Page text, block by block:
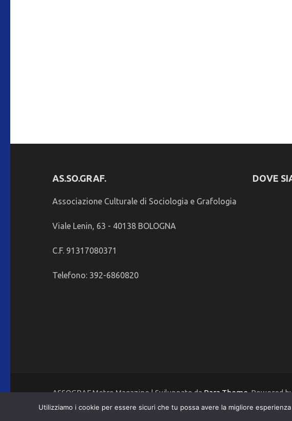
AS.SO.GRAF.
Associazione Culturale di Sociologia e Grafologia
Viale Lenin, 63 - 40138 BOLOGNA
C.F. 91317080371
Telefono: 392-6860820
DOVE
ASSOGRAF Metro Magazine | Sviluppato daRara Theme. Powered
Utilizziamo i cookie per essere sicuri che tu possa avere la migliore